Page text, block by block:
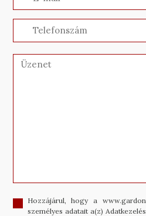
Hozzájárul, hogy a
személyes adatait a(z)